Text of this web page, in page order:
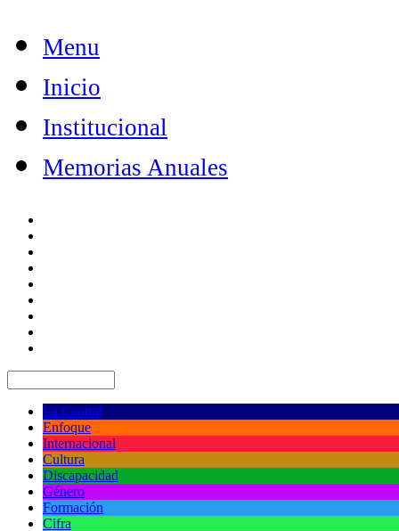
Menu
Inicio
Institucional
Memorias Anuales
La Central
Enfoque
Internacional
Cultura
Discapacidad
Género
Formación
Cifra